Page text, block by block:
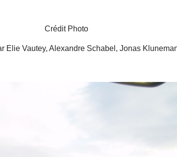
Crédit Photo
Elie Vautey, Alexandre Schabel, Jonas